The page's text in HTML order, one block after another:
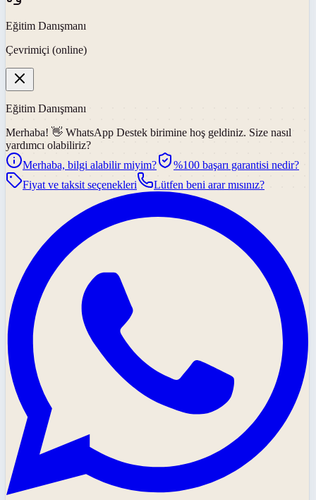
Eğitim Danışmanı
Çevrimiçi (online)
Eğitim Danışmanı
Merhaba! 👋 WhatsApp Destek birimine hoş geldiniz. Size nasıl
yardımcı olabiliriz?
Merhaba, bilgi alabilir miyim?
%100 başarı garantisi nedir?
Fiyat ve taksit seçenekleri
Lütfen beni arar mısınız?